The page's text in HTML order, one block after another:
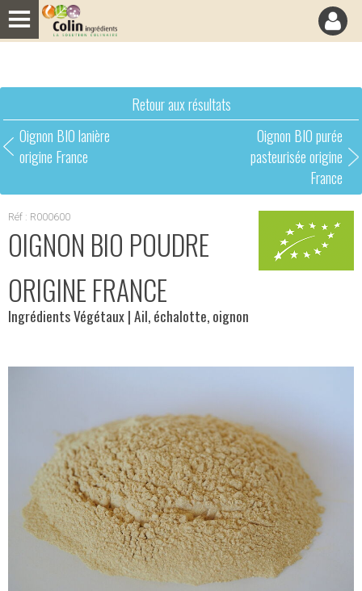
Retour aux résultats
Oignon BIO lanière
origine France
Oignon BIO purée
pasteurisée origine
France
Réf : R000600
OIGNON BIO POUDRE
ORIGINE FRANCE
Ingrédients Végétaux| Ail, échalotte, oignon
Panneau de gestion des cookies